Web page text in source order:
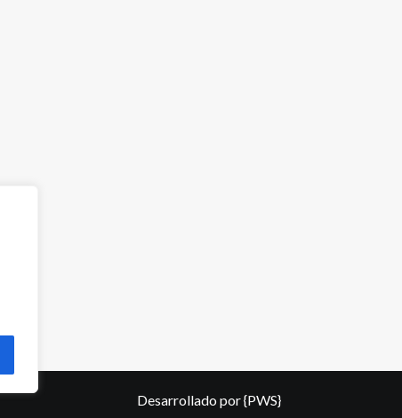
Desarrollado por{PWS}